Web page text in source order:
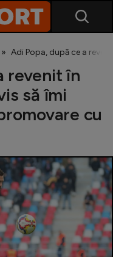
Adi Popa, după ce a
revenit în
să îmi
cu